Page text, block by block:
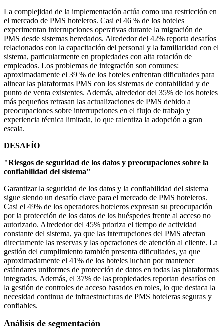
La complejidad de la implementación actúa como una restricción en
el mercado de PMS hoteleros. Casi el 46 % de los hoteles
experimentan interrupciones operativas durante la migración de
PMS desde sistemas heredados. Alrededor del 42% reporta desafíos
relacionados con la capacitación del personal y la familiaridad con el
sistema, particularmente en propiedades con alta rotación de
empleados. Los problemas de integración son comunes:
aproximadamente el 39 % de los hoteles enfrentan dificultades para
alinear las plataformas PMS con los sistemas de contabilidad y de
punto de venta existentes. Además, alrededor del 35% de los hoteles
más pequeños retrasan las actualizaciones de PMS debido a
preocupaciones sobre interrupciones en el flujo de trabajo y
experiencia técnica limitada, lo que ralentiza la adopción a gran
escala.
DESAFÍO
"Riesgos de seguridad de los datos y preocupaciones sobre la
confiabilidad del sistema"
Garantizar la seguridad de los datos y la confiabilidad del sistema
sigue siendo un desafío clave para el mercado de PMS hoteleros.
Casi el 49% de los operadores hoteleros expresan su preocupación
por la protección de los datos de los huéspedes frente al acceso no
autorizado. Alrededor del 45% prioriza el tiempo de actividad
constante del sistema, ya que las interrupciones del PMS afectan
directamente las reservas y las operaciones de atención al cliente. La
gestión del cumplimiento también presenta dificultades, ya que
aproximadamente el 41% de los hoteles luchan por mantener
estándares uniformes de protección de datos en todas las plataformas
integradas. Además, el 37% de las propiedades reportan desafíos en
la gestión de controles de acceso basados ​​en roles, lo que destaca la
necesidad continua de infraestructuras de PMS hoteleras seguras y
confiables.
Análisis de segmentación